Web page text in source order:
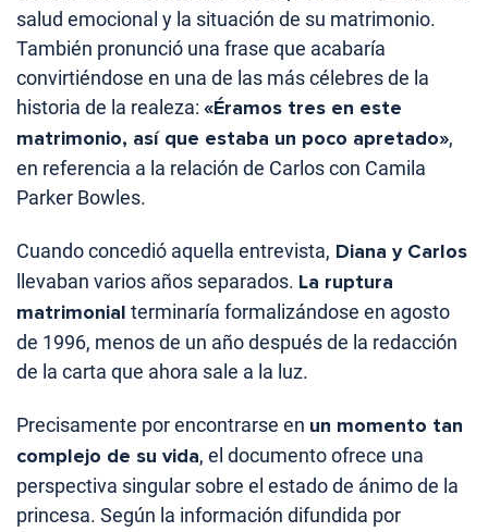
salud emocional y la situación de su matrimonio.
También pronunció una frase que acabaría
convirtiéndose en una de las más célebres de la
historia de la realeza: «Éramos tres en este
matrimonio, así que estaba un poco apretado»,
en referencia a la relación de Carlos con Camila
Parker Bowles.
Cuando concedió aquella entrevista, Diana y Carlos
llevaban varios años separados. La ruptura
matrimonial terminaría formalizándose en agosto
de 1996, menos de un año después de la redacción
de la carta que ahora sale a la luz.
Precisamente por encontrarse en un momento tan
complejo de su vida, el documento ofrece una
perspectiva singular sobre el estado de ánimo de la
princesa. Según la información difundida por